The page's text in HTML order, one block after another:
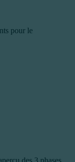
pour le